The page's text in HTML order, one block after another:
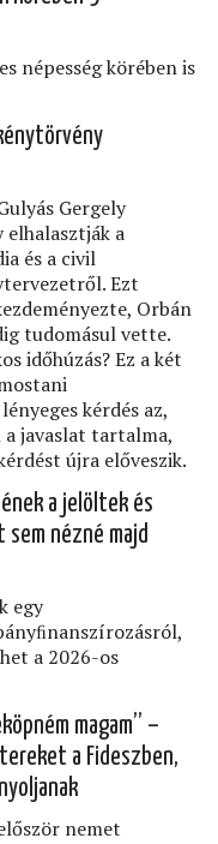
népesség körében is
Gergely
a
és a civil
Ezt
Orbán
tudomásul vette.
időhúzás? Ez a két
kérdés az,
javaslat tartalma,
újra előveszik.
a jelöltek és
sem nézné majd
egy
a 2026-os
magam” –
a Fideszben,
nemet